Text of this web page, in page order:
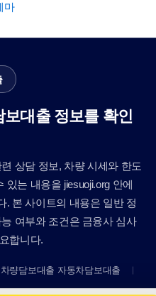
마
대출 정보를 확인
상담 정보, 차량 시세와 한도
있는 내용을 jiesuoji.org 안에
. 본 사이트의 내용은 일반 정
여부와 조건은 금융사 심사
합니다.
량담보대출 자동차담보대출